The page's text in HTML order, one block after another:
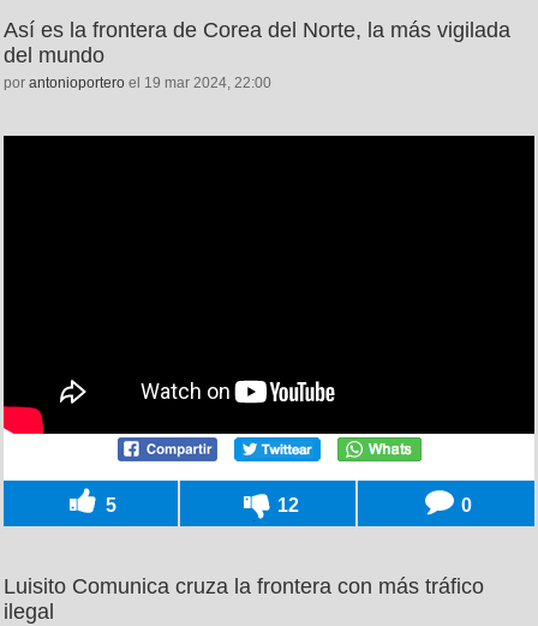
Así es la frontera de Corea del Norte, la más vigilada
del mundo
por antonioportero el 19 mar 2024, 22:00
5 12 0
Luisito Comunica cruza la frontera con más tráfico
ilegal